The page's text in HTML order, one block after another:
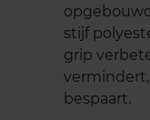
stijf
grip
bespaart.